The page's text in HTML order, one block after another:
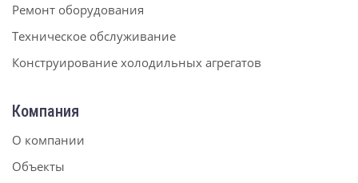
Ремонт оборудования
Техническое обслуживание
Конструирование холодильных агрегатов
Компания
О компании
Объекты